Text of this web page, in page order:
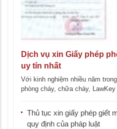
Dịch vụ xin Giấy phép
uy tín nhất
Với kinh nghiệm nhiều năm
phòng cháy, chữa cháy,
Thủ tục xin giấy phép giết
quy định của pháp luật